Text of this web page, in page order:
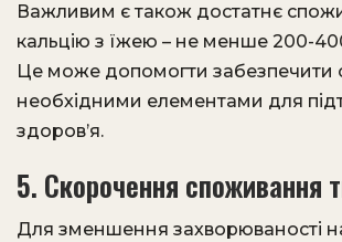
Важливим є також достатнє
кальцію з їжею – не менше 200-
Це може допомогти забезпечити
необхідними елементами для
здоров’я.
5. Скорочення споживання
Для зменшення захворюваності